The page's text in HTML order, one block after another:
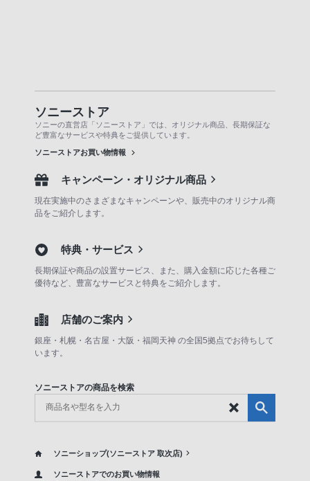
ソニーストア
ソニーの直営店「ソニーストア」では、オリジナル商品、長期保証な
ど豊富なサービスや特典をご提供しています。
ソニーストアお買い物情報
キャンペーン・オリジナル商品
現在実施中のさまざまなキャンペーンや、販売中のオリジナル商
品をご紹介します。
特典・サービス
長期保証や商品の設置サービス、また、購入金額に応じた各種ご
優待など、豊富なサービスと特典をご紹介します。
店舗のご案内
銀座・札幌・名古屋・大阪・福岡天神 の全国5拠点でお待ちして
います。
ソニーストアの商品を検索
ソニーショップ(ソニーストア 取次店)
ソニーストアでのお買い物情報